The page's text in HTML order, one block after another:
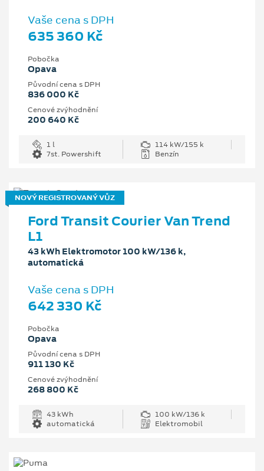
Vaše cena s DPH
635 360 Kč
Pobočka
Opava
Původní cena s DPH
836 000 Kč
Cenové zvýhodnění
200 640 Kč
1 l
114 kW/155 k
7st. Powershift
Benzín
NOVÝ REGISTROVANÝ VŮZ
Ford Transit Courier Van Trend
L1
43 kWh Elektromotor 100 kW/136 k,
automatická
Vaše cena s DPH
642 330 Kč
Pobočka
Opava
Původní cena s DPH
911 130 Kč
Cenové zvýhodnění
268 800 Kč
43 kWh
100 kW/136 k
automatická
Elektromobil